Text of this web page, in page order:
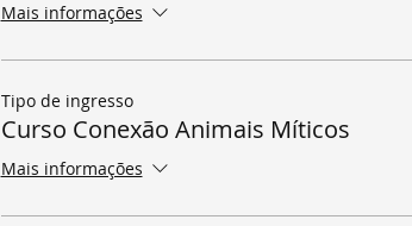
Mais informações
Tipo de ingresso
Curso Conexão Animais Míticos
Mais informações